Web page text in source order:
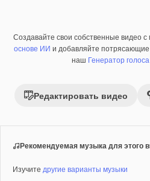
ПремиумСозданные при помощи
Создавайте свои собственные видео
основе ИИ и добавляйте потрясающие
наш Генератор
Редактировать видео
Рекомендуемая музыка для этого
Изучите другие варианты музыки